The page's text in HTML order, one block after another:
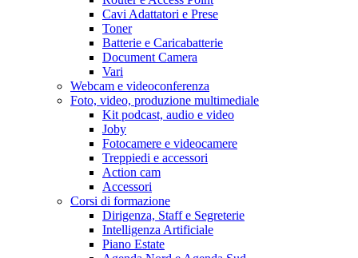
Cavi Adattatori e Prese
Toner
Batterie e Caricabatterie
Document Camera
Vari
Webcam e videoconferenza
Foto, video, produzione multimediale
Kit podcast, audio e video
Joby
Fotocamere e videocamere
Treppiedi e accessori
Action cam
Accessori
Corsi di formazione
Dirigenza, Staff e Segreterie
Intelligenza Artificiale
Piano Estate